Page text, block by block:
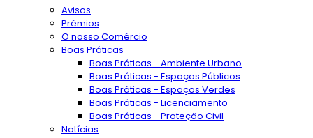
Avisos
Prémios
O nosso Comércio
Boas Práticas
Boas Práticas - Ambiente Urbano
Boas Práticas - Espaços Públicos
Boas Práticas - Espaços Verdes
Boas Práticas - Licenciamento
Boas Práticas - Proteção Civil
Notícias